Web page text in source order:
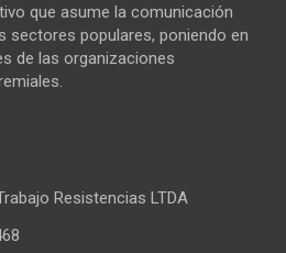
que asume la comunicación
sectores populares, poniendo en
de las organizaciones
Resistencias LTDA